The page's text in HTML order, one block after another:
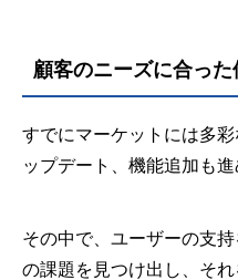
顧客のニーズに合っ
すでにマーケットには多
ップデート、機能追加も進
その中で、ユーザーの支
の課題を見つけ出し、そ